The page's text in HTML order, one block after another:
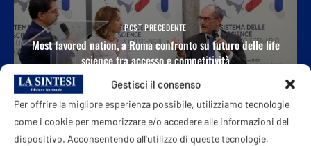
Gestisci il consenso
Per offrire la migliore esperienza possibile, utilizziamo tecnologie
come i cookie per memorizzare e/o accedere alle informazioni del
dispositivo. Acconsentendo all'utilizzo di queste tecnologie,
POST PRECEDENTE
Most favored nation, a Roma confronto su futuro delle life
science tra accesso e competitività
PROSSIMO POST